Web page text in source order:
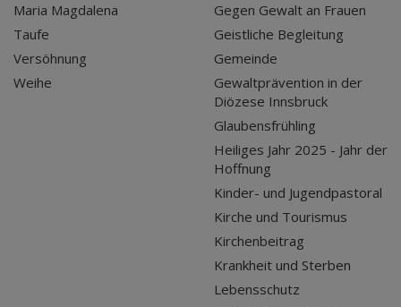
Maria Magdalena
Taufe
Versöhnung
Weihe
Gegen Gewalt an Frauen
Geistliche Begleitung
Gemeinde
Gewaltprävention in der
Diözese Innsbruck
Glaubensfrühling
Heiliges Jahr 2025 - Jahr der
Hoffnung
Kinder- und Jugendpastoral
Kirche und Tourismus
Kirchenbeitrag
Krankheit und Sterben
Lebensschutz